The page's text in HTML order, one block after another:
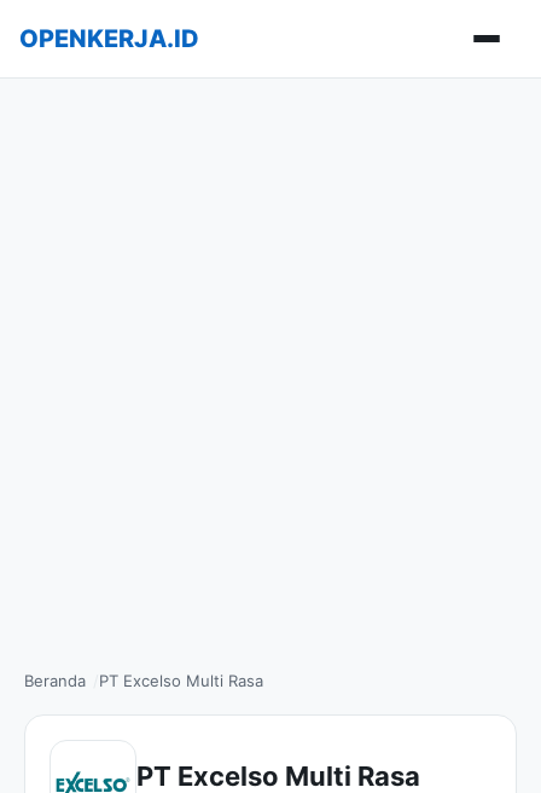
OPENKERJA.ID
Beranda PT Excelso Multi Rasa
PT Excelso Multi Rasa